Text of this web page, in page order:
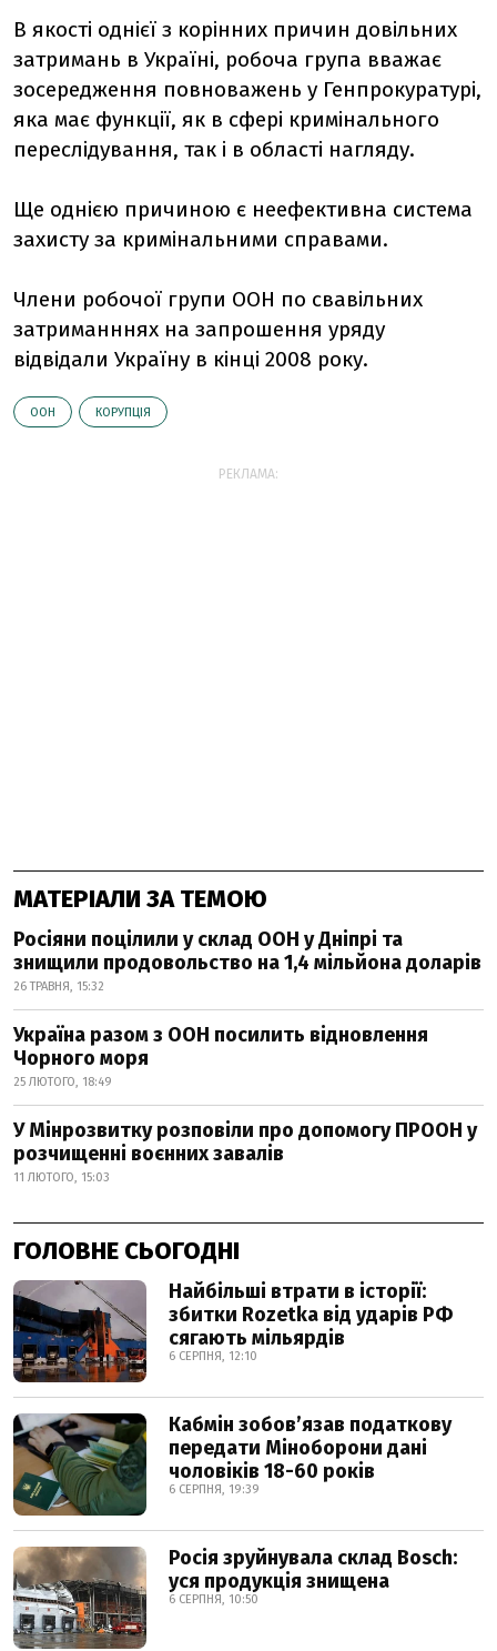
В якості однієї з корінних причин довільних
затримань в Україні, робоча група вважає
зосередження повноважень у Генпрокуратурі,
яка має функції, як в сфері кримінального
переслідування, так і в області нагляду.
Ще однією причиною є неефективна система
захисту за кримінальними справами.
Члени робочої групи ООН по свавільних
затриманннях на запрошення уряду
відвідали Україну в кінці 2008 року.
ООН КОРУПЦІЯ
РЕКЛАМА:
МАТЕРІАЛИ ЗА ТЕМОЮ
Росіяни поцілили у склад ООН у Дніпрі та
знищили продовольство на 1,4 мільйона доларів
26 ТРАВНЯ, 15:32
Україна разом з ООН посилить відновлення
Чорного моря
25 ЛЮТОГО, 18:49
У Мінрозвитку розповіли про допомогу ПРООН у
розчищенні воєнних завалів
11 ЛЮТОГО, 15:03
ГОЛОВНЕ СЬОГОДНІ
Найбільші втрати в історії:
збитки Rozetka від ударів РФ
сягають мільярдів
6 СЕРПНЯ, 12:10
Кабмін зобовʼязав податкову
передати Міноборони дані
чоловіків 18-60 років
6 СЕРПНЯ, 19:39
Росія зруйнувала склад Bosch:
уся продукція знищена
6 СЕРПНЯ, 10:50